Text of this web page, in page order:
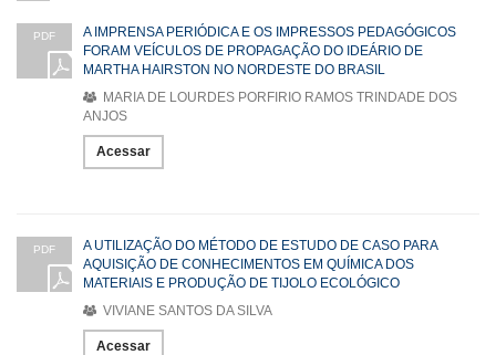
PDF
A IMPRENSA PERIÓDICA E OS IMPRESSOS PEDAGÓGICOS
FORAM VEÍCULOS DE PROPAGAÇÃO DO IDEÁRIO DE
MARTHA HAIRSTON NO NORDESTE DO BRASIL
MARIA DE LOURDES PORFIRIO RAMOS TRINDADE DOS
ANJOS
Acessar
PDF
A UTILIZAÇÃO DO MÉTODO DE ESTUDO DE CASO PARA
AQUISIÇÃO DE CONHECIMENTOS EM QUÍMICA DOS
MATERIAIS E PRODUÇÃO DE TIJOLO ECOLÓGICO
VIVIANE SANTOS DA SILVA
Acessar